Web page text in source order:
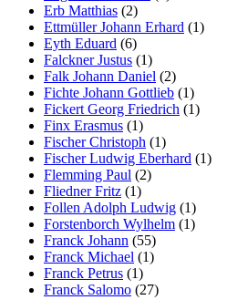
Erb Matthias (2)
Ettmüller Johann Erhard (1)
Eyth Eduard (6)
Falckner Justus (1)
Falk Johann Daniel (2)
Fichte Johann Gottlieb (1)
Fickert Georg Friedrich (1)
Finx Erasmus (1)
Fischer Christoph (1)
Fischer Ludwig Eberhard (1)
Flemming Paul (2)
Fliedner Fritz (1)
Follen Adolph Ludwig (1)
Forstenborch Wylhelm (1)
Franck Johann (55)
Franck Michael (1)
Franck Petrus (1)
Franck Salomo (27)